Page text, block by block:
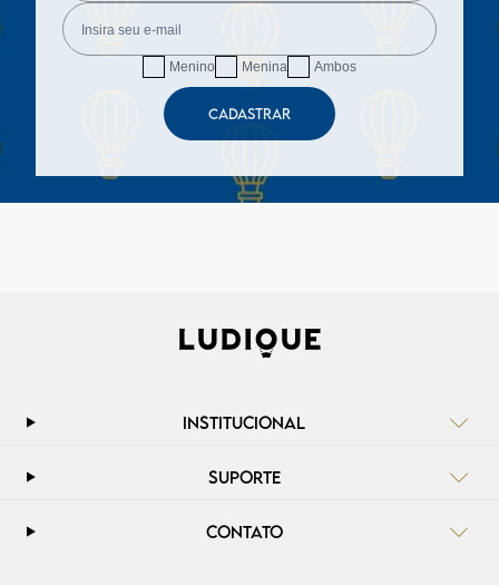
Menino Menina Ambos
CADASTRAR
INSTITUCIONAL
SUPORTE
CONTATO